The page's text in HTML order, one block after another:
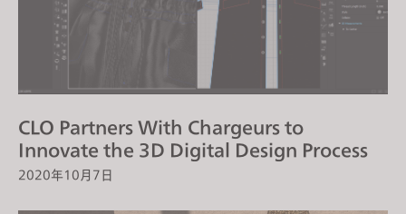
CLO Partners With Chargeurs to
Innovate the 3D Digital Design Process
2020年10月7日